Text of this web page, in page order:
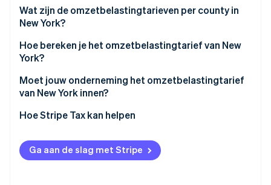
Wat zijn de omzetbelastingtarieven per county in
New York?
Hoe bereken je het omzetbelastingtarief van New
York?
Moet jouw onderneming het omzetbelastingtarief
van New York innen?
Hoe Stripe Tax kan helpen
Ga aan de slag met Stripe